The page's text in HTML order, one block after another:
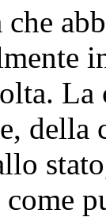
della